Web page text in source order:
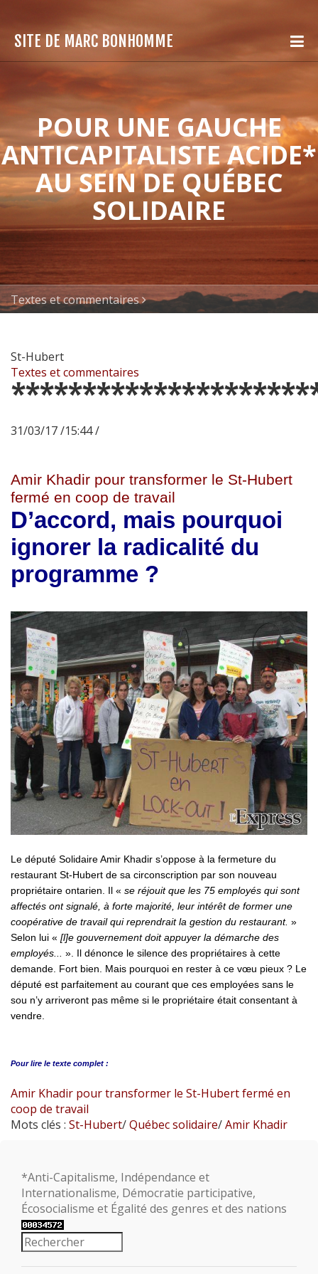
SITE DE MARC BONHOMME
POUR UNE GAUCHE
ANTICAPITALISTE ACIDE*
AU SEIN DE QUÉBEC
SOLIDAIRE
Textes et commentaires
St-Hubert
Textes et commentaires
31/03/17 /15:44 /
Amir Khadir pour transformer le St-Hubert
fermé en coop de travail
D’accord, mais pourquoi
ignorer la radicalité du
programme ?
Le député Solidaire Amir Khadir s’oppose à la fermeture du
restaurant St-Hubert de sa circonscription par son nouveau
propriétaire ontarien. Il « se réjouit que les 75 employés qui sont
affectés ont signalé, à forte majorité, leur intérêt de former une
coopérative de travail qui reprendrait la gestion du restaurant. »
Selon lui « [l]e gouvernement doit appuyer la démarche des
employés...
». Il dénonce le silence des propriétaires à cette
demande. Fort bien. Mais pourquoi en rester à ce vœu pieux ? Le
député est parfaitement au courant que ces employées sans le
sou n’y arriveront pas même si le propriétaire était consentant à
vendre.
Pour lire le texte complet :
Amir Khadir pour transformer le St-Hubert fermé en
coop de travail
Mots clés : St-Hubert/Québec solidaire/Amir Khadir
*Anti-Capitalisme, Indépendance et
Internationalisme, Démocratie participative,
Écosocialisme et Égalité des genres et des nations